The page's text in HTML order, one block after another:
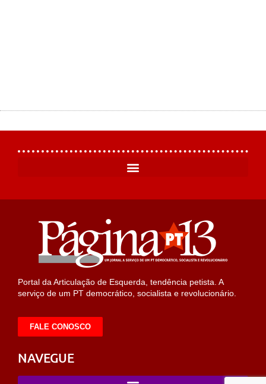
Portal da Articulação de Esquerda, tendência petista. A
serviço de um PT democrático, socialista e revolucionário.
FALE CONOSCO
NAVEGUE